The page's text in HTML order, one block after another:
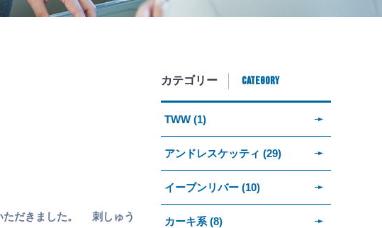
ただきました。 刺しゅう
カテゴリー CATEGORY
TWW (1)
アンドレスケッティ (29)
イーブンリバー (10)
カーキ系 (8)